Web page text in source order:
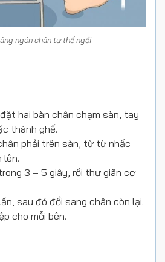
ngón chân tư thế ngồi
hai bàn chân chạm sàn, tay
thành ghế.
phải trên sàn, từ từ nhấc
lên.
3 – 5 giây, rồi thư giãn cơ
sau đó đổi sang chân còn lại.
cho mỗi bên.